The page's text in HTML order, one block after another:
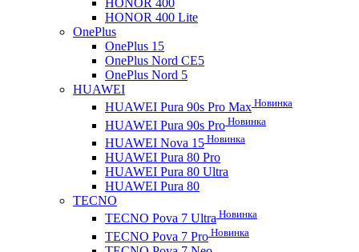
HONOR 400 Lite
OnePlus
OnePlus 15
OnePlus Nord CE5
OnePlus Nord 5
HUAWEI
HUAWEI Pura 90s Pro Max Новинка
HUAWEI Pura 90s Pro Новинка
HUAWEI Nova 15 Новинка
HUAWEI Pura 80 Pro
HUAWEI Pura 80 Ultra
HUAWEI Pura 80
TECNO
TECNO Pova 7 Ultra Новинка
TECNO Pova 7 Pro Новинка